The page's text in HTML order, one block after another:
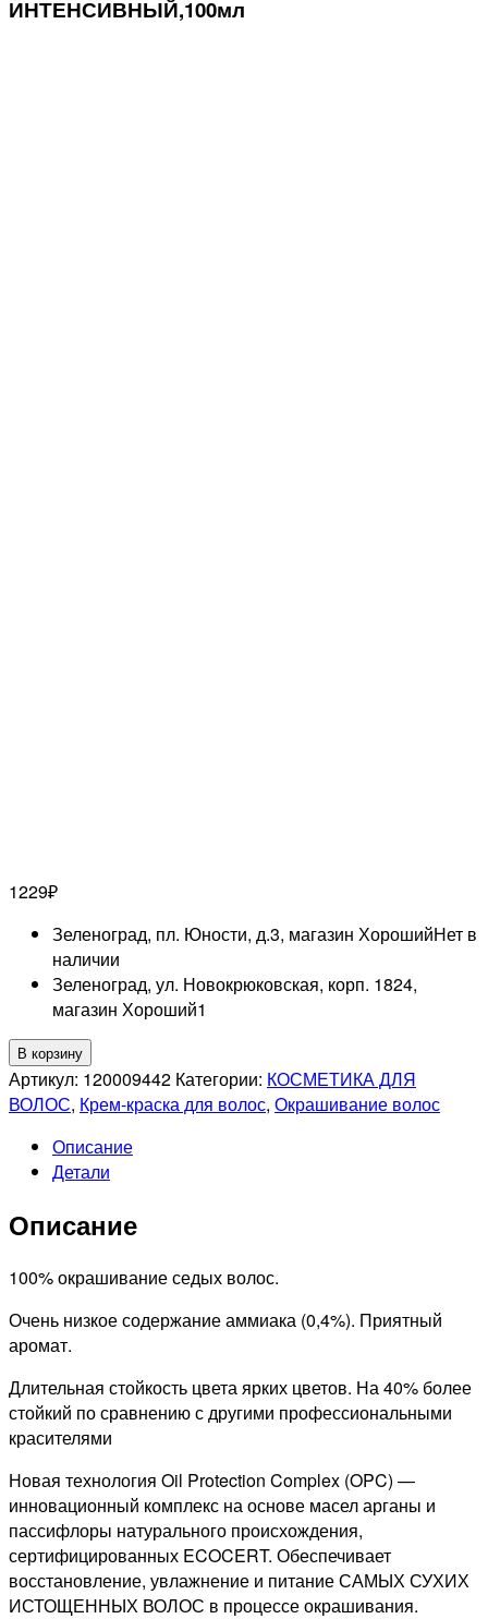
ИНТЕНСИВНЫЙ,100мл
1229₽
Зеленоград, пл. Юности, д.3, магазин ХорошийНет в
наличии
Зеленоград, ул. Новокрюковская, корп. 1824,
магазин Хороший1
Количество
товара
LISAP
5/88
СТОЙКАЯ
ДЛЯ
LK
OPC
СВЕТЛО-
КАШТАНОВЫЙ
ФИОЛЕТОВЫЙ
ИНТЕНСИВНЫЙ,100мл
В корзину
Артикул: 120009442 Категории: КОСМЕТИКА ДЛЯ
ВОЛОС, Крем-краска для волос, Окрашивание волос
Описание
Детали
Описание
100% окрашивание седых волос.
Очень низкое содержание аммиака (0,4%). Приятный
аромат.
Длительная стойкость цвета ярких цветов. На 40% более
стойкий по сравнению с другими профессиональными
красителями
Новая технология Oil Protection Complex (OPC) —
инновационный комплекс на основе масел арганы и
пассифлоры натурального происхождения,
сертифицированных ECOCERT. Обеспечивает
восстановление, увлажнение и питание САМЫХ СУХИХ
ИСТОЩЕННЫХ ВОЛОС в процессе окрашивания.